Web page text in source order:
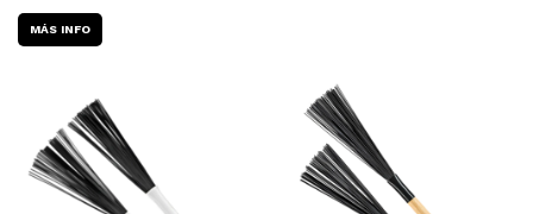
MÁS INFO